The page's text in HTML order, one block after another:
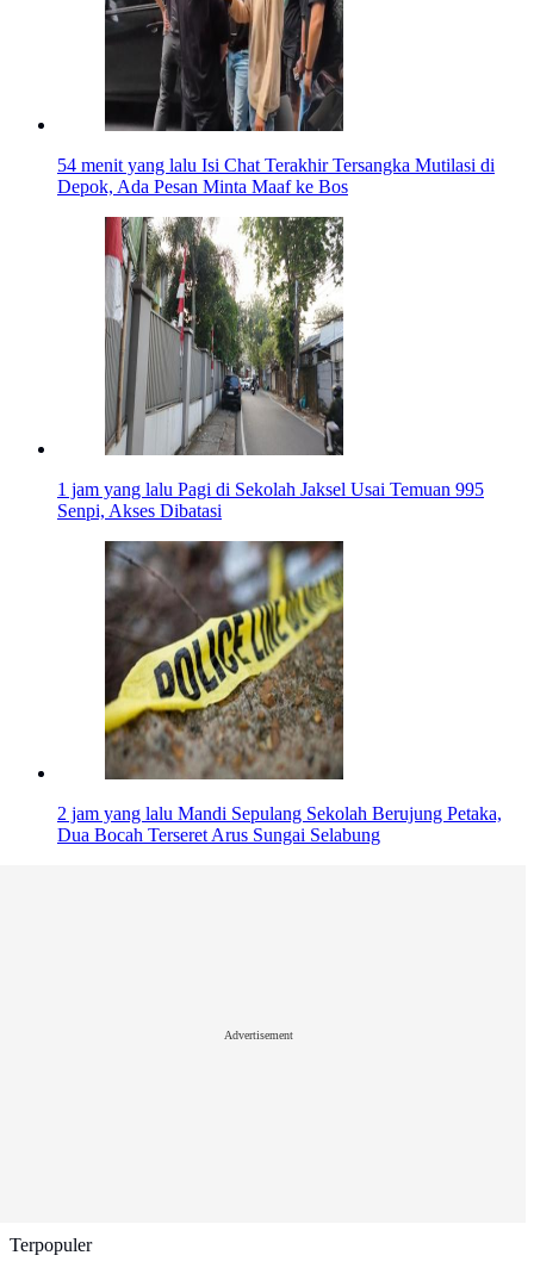
54 menit yang lalu Isi Chat Terakhir Tersangka Mutilasi di
Depok, Ada Pesan Minta Maaf ke Bos
1 jam yang lalu Pagi di Sekolah Jaksel Usai Temuan 995
Senpi, Akses Dibatasi
2 jam yang lalu Mandi Sepulang Sekolah Berujung Petaka,
Dua Bocah Terseret Arus Sungai Selabung
Advertisement
Terpopuler